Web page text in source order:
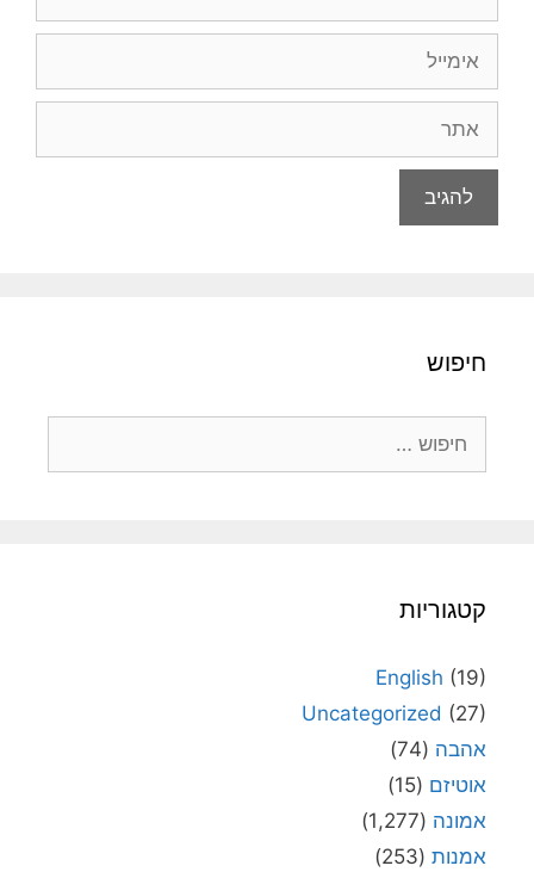
חיפוש
קטגוריות
English (19)
Uncategorized (27)
אהבה (74)
אוטיזם (15)
אמונה (1,277)
אמנות (253)